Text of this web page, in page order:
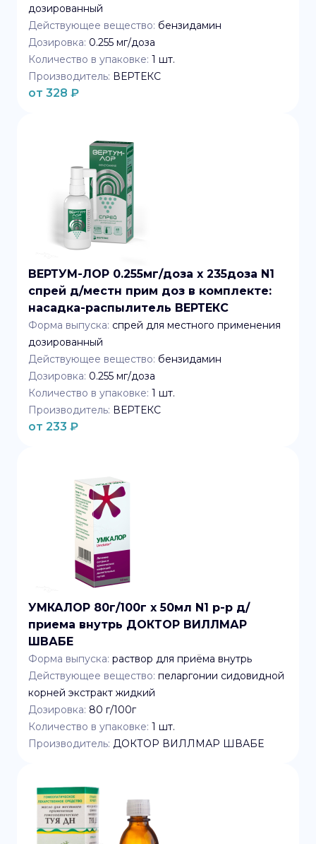
дозированный
Действующее вещество: бензидамин
Дозировка: 0.255 мг/доза
Количество в упаковке: 1 шт.
Производитель: ВЕРТЕКС
от 328 ₽
ВЕРТУМ-ЛОР 0.255мг/доза x 235доза N1
спрей д/местн прим доз в комплекте:
насадка-распылитель ВЕРТЕКС
Форма выпуска: спрей для местного применения
дозированный
Действующее вещество: бензидамин
Дозировка: 0.255 мг/доза
Количество в упаковке: 1 шт.
Производитель: ВЕРТЕКС
от 233 ₽
УМКАЛОР 80г/100г x 50мл N1 р-р д/
приема внутрь ДОКТОР ВИЛЛМАР
ШВАБЕ
Форма выпуска: раствор для приёма внутрь
Действующее вещество: пеларгонии сидовидной
корней экстракт жидкий
Дозировка: 80 г/100г
Количество в упаковке: 1 шт.
Производитель: ДОКТОР ВИЛЛМАР ШВАБЕ